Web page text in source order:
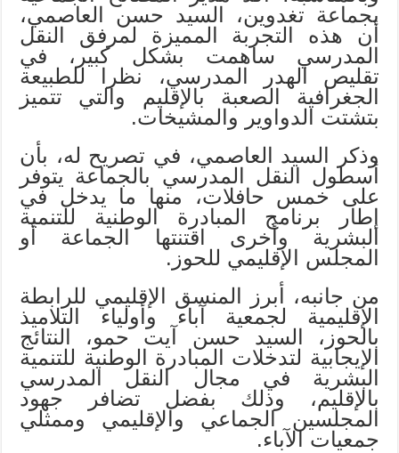
بجماعة تغدوين، السيد حسن العاصمي،
أن هذه التجربة المميزة لمرفق النقل
المدرسي ساهمت بشكل كبير، في
تقليص الهدر المدرسي، نظرا للطبيعة
الجغرافية الصعبة بالإقليم والتي تتميز
بتشتت الدواوير والمشيخات.
وذكر السيد العاصمي، في تصريح له، بأن
أسطول النقل المدرسي بالجماعة يتوفر
على خمس حافلات، منها ما يدخل في
إطار برنامج المبادرة الوطنية للتنمية
البشرية وأخرى اقتنتها الجماعة أو
المجلس الإقليمي للحوز.
من جانبه، أبرز المنسق الإقليمي للرابطة
الإقليمية لجمعية آباء وأولياء التلاميذ
بالحوز، السيد حسن آيت حمو، النتائج
الإيجابية لتدخلات المبادرة الوطنية للتنمية
البشرية في مجال النقل المدرسي
بالإقليم، وذلك بفضل تضافر جهود
المجلسين الجماعي والإقليمي وممثلي
جمعيات الآباء.